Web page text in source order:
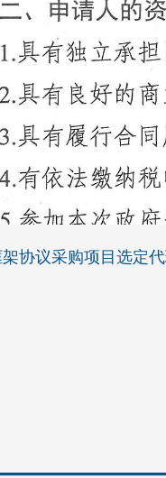
协议采购项目选定